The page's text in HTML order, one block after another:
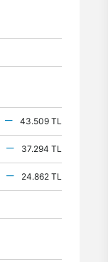
43.509 TL
37.294 TL
24.862 TL